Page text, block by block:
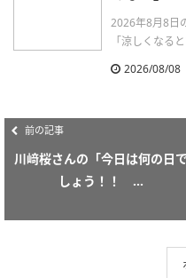
2026年8月8日
「涼しくなる
2026/08/08
前の記事
川﨑桜さんの「今日は何の日で
しょう！！ ...